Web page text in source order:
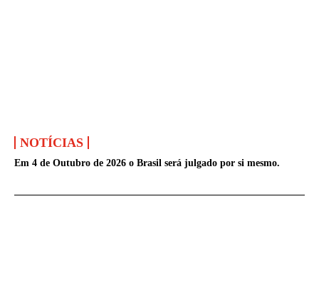
NOTÍCIAS
Em 4 de Outubro de 2026 o Brasil será julgado por si mesmo.